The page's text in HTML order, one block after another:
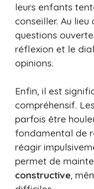
leurs enfants
conseiller. Au
questions
réflexion et le
opinions.
Enfin, il est
compréhensif.
parfois être
fondamental de
réagir
permet de
constructive,